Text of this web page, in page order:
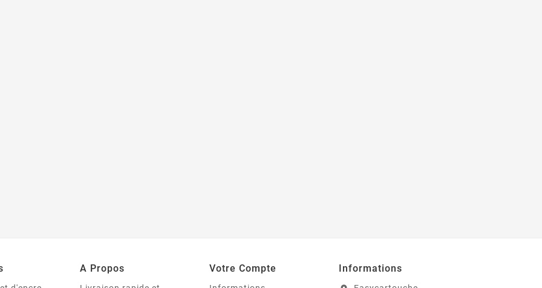
A Propos Votre Compte Informations